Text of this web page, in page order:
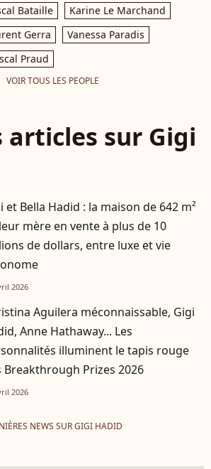
Bataille
Karine Le Marchand
Gerra
Vanessa Paradis
Praud
VOIR TOUS LES PEOPLE
articles sur Gigi
et Bella Hadid : la maison de 642 m²
mère en vente à plus de 10
de dollars, entre luxe et vie
2026
Aguilera méconnaissable, Gigi
Anne Hathaway... Les
illuminent le tapis rouge
Breakthrough Prizes 2026
2026
NEWS SUR GIGI HADID